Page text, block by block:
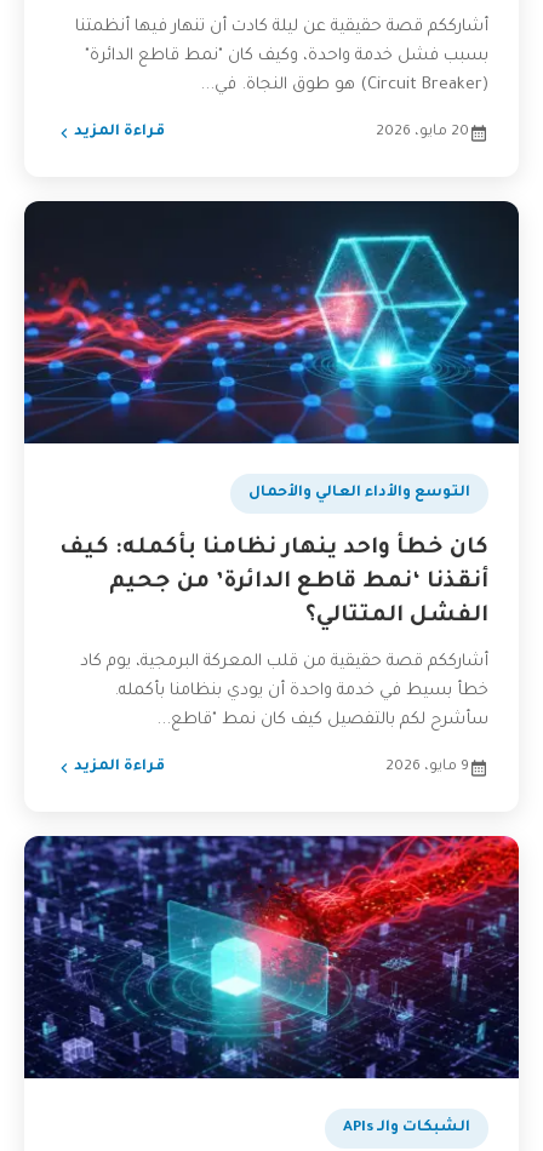
أشارككم قصة حقيقية عن ليلة كادت أن تنهار فيها أنظمتنا
بسبب فشل خدمة واحدة، وكيف كان "نمط قاطع الدائرة"
(Circuit Breaker) هو طوق النجاة. في...
20 مايو، 2026 قراءة المزيد
التوسع والأداء العالي والأحمال
كان خطأ واحد ينهار نظامنا بأكمله: كيف
أنقذنا ‘نمط قاطع الدائرة’ من جحيم
الفشل المتتالي؟
أشارككم قصة حقيقية من قلب المعركة البرمجية، يوم كاد
خطأ بسيط في خدمة واحدة أن يودي بنظامنا بأكمله.
سأشرح لكم بالتفصيل كيف كان نمط "قاطع...
9 مايو، 2026 قراءة المزيد
الشبكات والـ APIs